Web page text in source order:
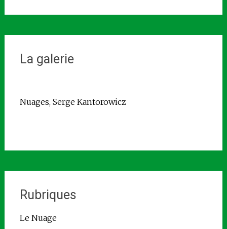
La galerie
Nuages, Serge Kantorowicz
Rubriques
Le Nuage